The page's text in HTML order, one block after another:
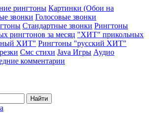
рингтоны Картинки (Обои на
звонки Голосовые звонки
Стандартные звонки Рингтоны
рингтонов за месяц "ХИТ" прикольных
ХИТ" Рингтоны "русский ХИТ"
Смс стихи Java Игры Аудио
комментарии
Найти